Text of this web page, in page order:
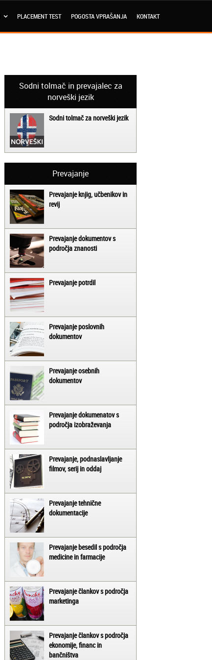
PLACEMENT TEST POGOSTA VPRAŠANJA KONTAKT
Sodni tolmač in prevajalec za
norveški jezik
Sodni tolmač za norveški jezik
Prevajanje
Prevajanje knjig, učbenikov in
revij
Prevajanje dokumentov s
področja znanosti
Prevajanje potrdil
Prevajanje poslovnih
dokumentov
Prevajanje osebnih
dokumentov
Prevajanje dokumenatov s
področja izobraževanja
Prevajanje, podnaslavljanje
filmov, serij in oddaj
Prevajanje tehnične
dokumentacije
Prevajanje besedil s področja
medicine in farmacije
Prevajanje člankov s področja
marketinga
Prevajanje člankov s področja
ekonomije, financ in
bančništva